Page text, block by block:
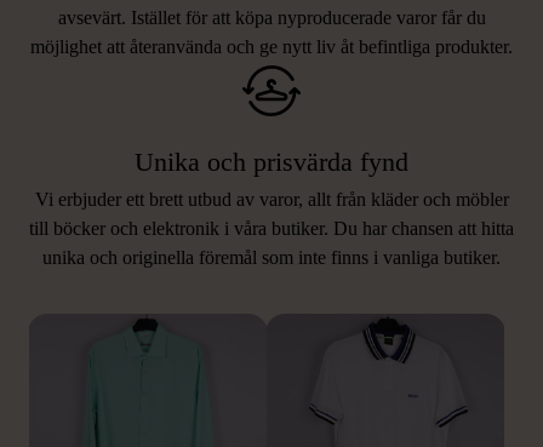
avsevärt. Istället för att köpa nyproducerade varor får du
möjlighet att återanvända och ge nytt liv åt befintliga produkter.
Unika och prisvärda fynd
Vi erbjuder ett brett utbud av varor, allt från kläder och möbler
till böcker och elektronik i våra butiker. Du har chansen att hitta
unika och originella föremål som inte finns i vanliga butiker.
LIKNANDE PRODUKTER
Hitta produkter som påminner om denna